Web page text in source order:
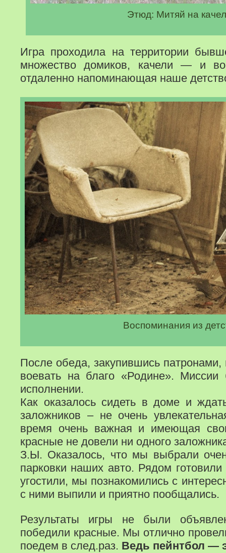
Этюд: Митяй на
Игра проходила на территории
множество домиков, качели — и
отдаленно напоминающая наше
Воспоминания из
После обеда, закупившись
воевать на благо «Родине».
исполнении.
Как оказалось сидеть в доме и
заложников – не очень
время очень важная и имеющая
красные не довели ни одного
З.Ы. Оказалось, что мы выбрали
парковки наших авто. Рядом
угостили, мы познакомились с
с ними выпили и приятно пообщались.
Результаты игры не были
победили красные. Мы отлично
поедем в след.раз. Ведь пейнтбол —